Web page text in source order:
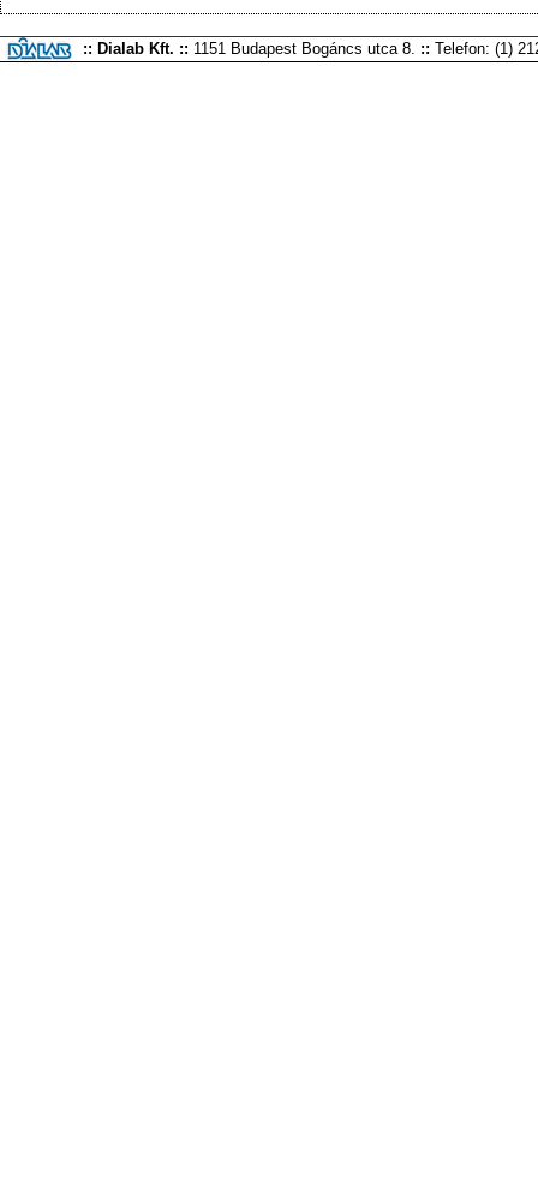
:: Dialab Kft. :: 1151 Budapest Bogáncs utca 8. :: Telefon: (1)